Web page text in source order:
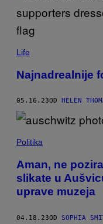
Life
Najnadrealnije
05.16.23OD HELEN
Politika
Aman, ne
slikate u
uprave muzeja
04.18.23OD SOPHIA